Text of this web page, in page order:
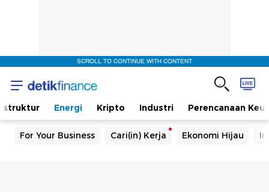
SCROLL TO CONTINUE WITH CONTENT
Energi Kripto Industri Perencanaan
For Your Business Cari(in) Kerja Ekonomi Hijau